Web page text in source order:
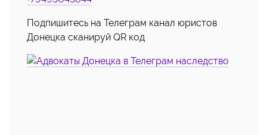
Подпишитесь на Телеграм канал юристов
Донецка сканируй QR код